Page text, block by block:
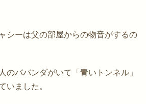
シーは父の部屋からの物音がするの
のババンダがいて「青いトンネル」
いました。